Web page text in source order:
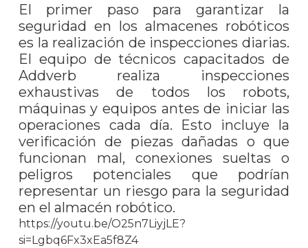
El primer paso para garantizar la
seguridad en los almacenes robóticos
es la realización de inspecciones diarias.
El equipo de técnicos capacitados de
Addverb realiza inspecciones
exhaustivas de todos los robots,
máquinas y equipos antes de iniciar las
operaciones cada día. Esto incluye la
verificación de piezas dañadas o que
funcionan mal, conexiones sueltas o
peligros potenciales que podrían
representar un riesgo para la seguridad
en el almacén robótico.
https://youtu.be/O25n7LiyjLE?
si=Lgbq6Fx3xEa5f8Z4